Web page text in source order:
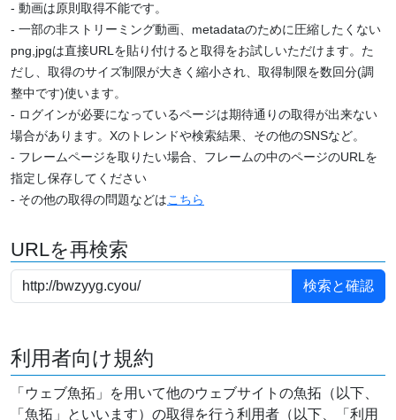
- 動画は原則取得不能です。
- 一部の非ストリーミング動画、metadataのために圧縮したくない
png,jpgは直接URLを貼り付けると取得をお試しいただけます。た
だし、取得のサイズ制限が大きく縮小され、取得制限を数回分(調
整中です)使います。
- ログインが必要になっているページは期待通りの取得が出来ない
場合があります。Xのトレンドや検索結果、その他のSNSなど。
- フレームページを取りたい場合、フレームの中のページのURLを
指定し保存してください
- その他の取得の問題などはこちら
URLを再検索
利用者向け規約
「ウェブ魚拓」を用いて他のウェブサイトの魚拓（以下、
「魚拓」といいます）の取得を行う利用者（以下、「利用